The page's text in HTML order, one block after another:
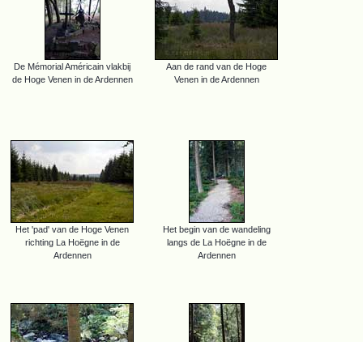
De Mémorial Américain vlakbij
de Hoge Venen in de Ardennen
Aan de rand van de Hoge
Venen in de Ardennen
Het 'pad' van de Hoge Venen
richting La Hoëgne in de
Ardennen
Het begin van de wandeling
langs de La Hoëgne in de
Ardennen